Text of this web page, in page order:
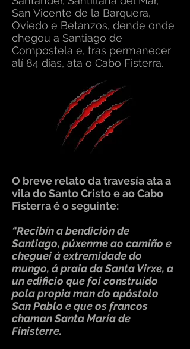
San Vicente de la Barquera,
Oviedo e Betanzos, dende onde
chegou a Santiago de
Compostela e, tras permanecer
alí 84 días, ata o Cabo Fisterra.
O breve relato da travesía ata a
vila do Santo Cristo e ao Cabo
Fisterra é o seguinte:
“Recibín a bendición de
Santiago, púxenme ao camiño e
cheguei á extremidade do
mungo, á praia da Santa Virxe, a
un edificio que foi construído
pola propia man do apóstolo
San Pablo e que os francos
chaman Santa María de
Finisterre.